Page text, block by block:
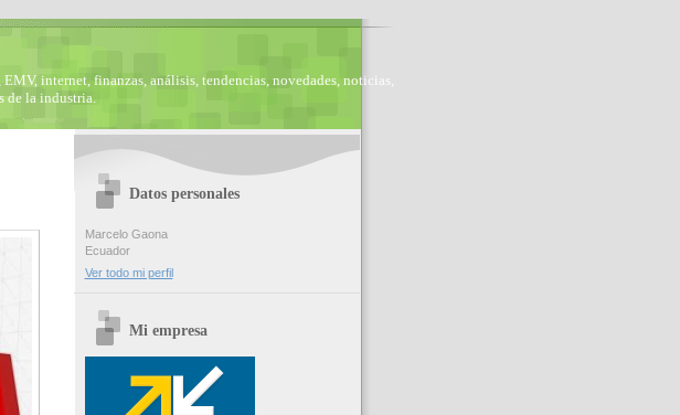
internet, finanzas, análisis, tendencias, novedades, noticias,
de la industria.
Datos personales
Marcelo Gaona
Ecuador
Ver todo mi perfil
Mi empresa